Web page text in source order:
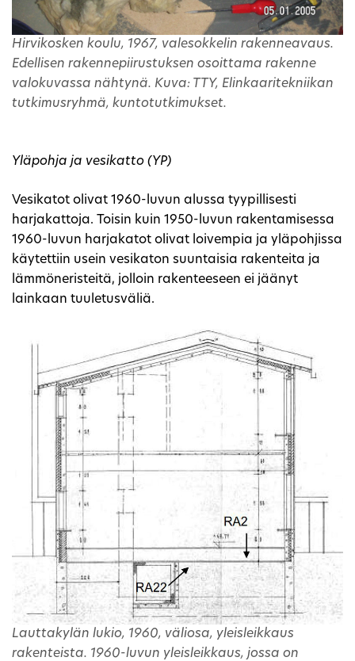
Hirvikosken koulu, 1967, valesokkelin rakenneavaus.
Edellisen rakennepiirustuksen osoittama rakenne
valokuvassa nähtynä. Kuva: TTY, Elinkaaritekniikan
tutkimusryhmä, kuntotutkimukset.
Yläpohja ja vesikatto (YP)
Vesikatot olivat 1960-luvun alussa tyypillisesti
harjakattoja. Toisin kuin 1950-luvun rakentamisessa
1960-luvun harjakatot olivat loivempia ja yläpohjissa
käytettiin usein vesikaton suuntaisia rakenteita ja
lämmöneristeitä, jolloin rakenteeseen ei jäänyt
lainkaan tuuletusväliä.
Lauttakylän lukio, 1960, väliosa, yleisleikkaus
rakenteista. 1960-luvun yleisleikkaus, jossa on